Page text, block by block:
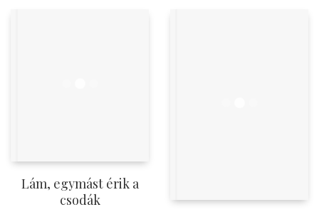
Lám, egymást érik a
csodák